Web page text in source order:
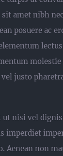
sit amet nibh
posuere ac
molestie
justo
ut nisi vel
imperdiet
Aenean non